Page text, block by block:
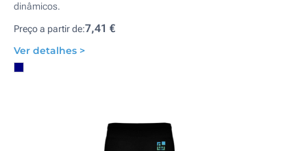
dinâmicos.
Preço a partir de:7,41 €
Ver detalhes >